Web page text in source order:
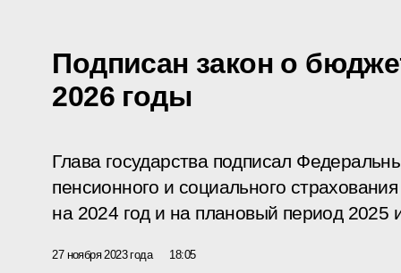
Подписан закон о
2026 годы
Глава государства подписал
пенсионного и социального
на 2024 год и на плановый период 2025
27 ноября 2023 года 18:05